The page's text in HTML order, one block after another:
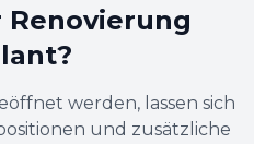
Renovierung
werden, lassen sich
und zusätzliche